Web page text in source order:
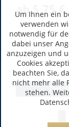
ab 5,75 €
inkl. MwSt.
0.07 Kilogramm
Art.-Nr.:201205
Verfügbar
Um Ihnen ein
verwenden
notwendig für
dabei unser
anzuzeigen und
Cookies
beachten Sie,
nicht mehr alle
stehen.